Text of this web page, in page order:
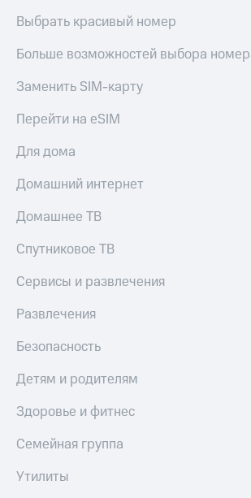
Выбрать красивый номер
Больше возможностей выбора
Заменить SIM-карту
Перейти на eSIM
Для дома
Домашний интернет
Домашнее ТВ
Спутниковое ТВ
Сервисы и развлечения
Развлечения
Безопасность
Детям и родителям
Здоровье и фитнес
Семейная группа
Утилиты